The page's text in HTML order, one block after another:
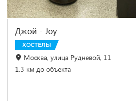
Джой - Joy
ХОСТЕЛЫ
Москва, улица Рудневой, 11
1.3 км до объекта